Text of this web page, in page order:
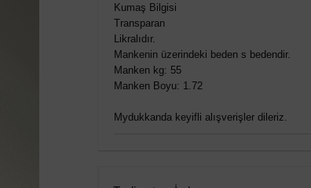
Kumaş Bilgisi
Transparan
Likralıdır.
Mankenin üzerindeki beden s bedendir.
Manken kg: 55
Manken Boyu: 1.72
Mydukkanda keyifli alışverişler dileriz.